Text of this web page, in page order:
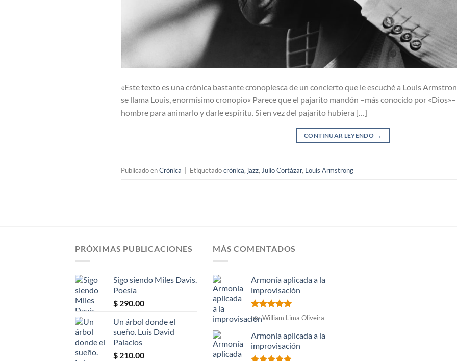
«Este texto es una crónica bastante cronopiesca de un concierto que le escuché a Louis
se llama Louis, enormísimo cronopio« Parece que el pajarito mandón –más conocido por
hombre para animarlo y darle espíritu. Si en vez del pajarito hubiera […]
CONTINUAR LEYENDO →
Publicado enCrónica Etiquetadocrónica, jazz, Julio Cortázar, Louis Armstrong
PRÓXIMAS PUBLICACIONES
Sigo siendo Miles Davis.
Poesía
$ 290.00
Un árbol donde el
sueño. Luis David
Palacios
$ 210.00
MÁS COMENTADOS
Armonía aplicada a la
improvisación
Valorado
con
por William Lima Oliveira
Armonía aplicada a la
improvisación